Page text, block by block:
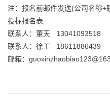
注：报名前邮件发送(公司名称
投标报名表
联系人：董天 13041093518
联系人：徐工 18611886439
邮箱：